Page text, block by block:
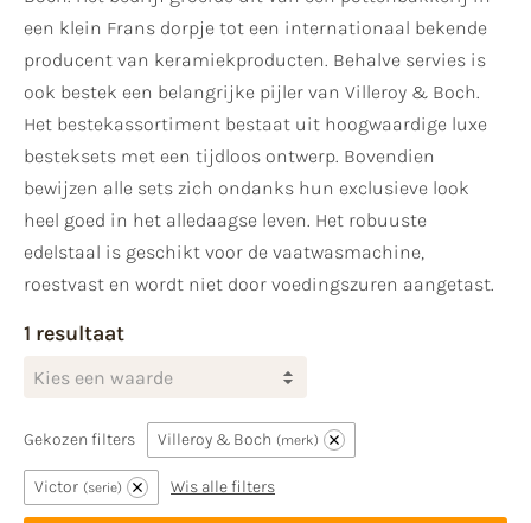
een klein Frans dorpje tot een internationaal bekende
producent van keramiekproducten. Behalve servies is
ook bestek een belangrijke pijler van Villeroy & Boch.
Het bestekassortiment bestaat uit hoogwaardige luxe
besteksets met een tijdloos ontwerp. Bovendien
bewijzen alle sets zich ondanks hun exclusieve look
heel goed in het alledaagse leven. Het robuuste
edelstaal is geschikt voor de vaatwasmachine,
roestvast en wordt niet door voedingszuren aangetast.
1 resultaat
Kies een waarde
Gekozen filters Villeroy & Boch merk
Victor serie Wis alle filters